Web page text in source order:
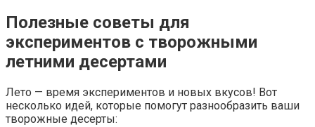
Полезные советы для
экспериментов с творожными
летними десертами
Лето — время экспериментов и новых вкусов! Вот
несколько идей, которые помогут разнообразить ваши
творожные десерты: